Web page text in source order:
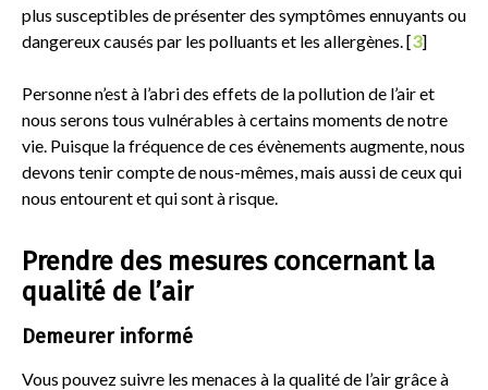
plus susceptibles de présenter des symptômes ennuyants ou
dangereux causés par les polluants et les allergènes. [3]
Personne n’est à l’abri des effets de la pollution de l’air et
nous serons tous vulnérables à certains moments de notre
vie. Puisque la fréquence de ces évènements augmente, nous
devons tenir compte de nous-mêmes, mais aussi de ceux qui
nous entourent et qui sont à risque.
Prendre des mesures concernant la
qualité de l’air
Demeurer informé
Vous pouvez suivre les menaces à la qualité de l’air grâce à